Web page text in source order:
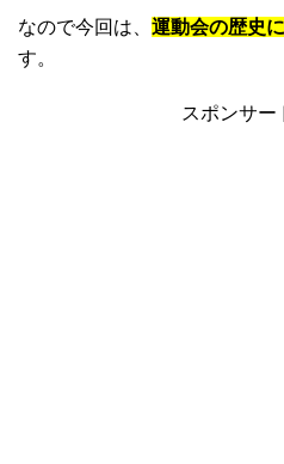
なので今回は、 運動会の歴史
す。
スポンサー